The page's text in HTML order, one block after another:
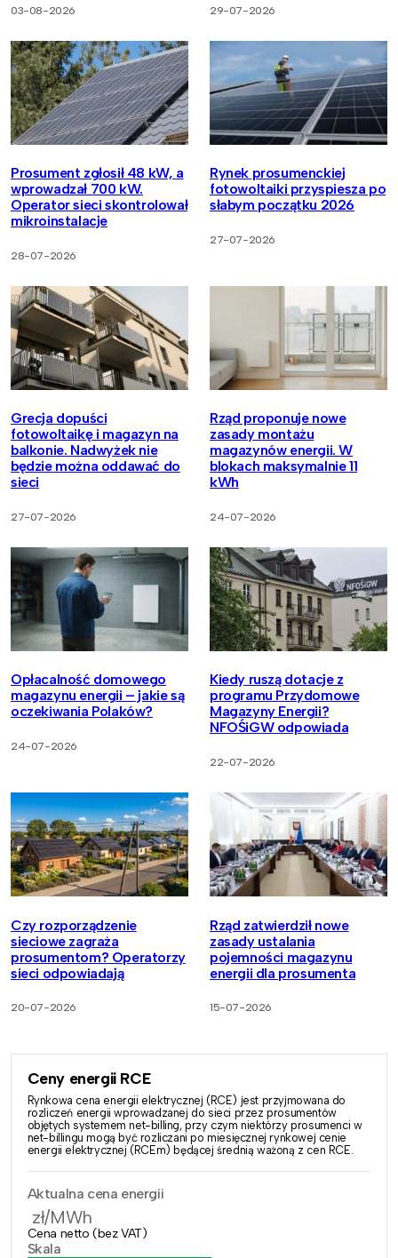
03-08-2026 29-07-2026
Prosument zgłosił 48 kW, a
wprowadzał 700 kW.
Operator sieci skontrolował
mikroinstalacje
28-07-2026
Rynek prosumenckiej
fotowoltaiki przyspiesza po
słabym początku 2026
27-07-2026
Grecja dopuści
fotowoltaikę i magazyn na
balkonie. Nadwyżek nie
będzie można oddawać do
sieci
27-07-2026
Rząd proponuje nowe
zasady montażu
magazynów energii. W
blokach maksymalnie 11
kWh
24-07-2026
Opłacalność domowego
magazynu energii – jakie są
oczekiwania Polaków?
24-07-2026
Kiedy ruszą dotacje z
programu Przydomowe
Magazyny Energii?
NFOŚiGW odpowiada
22-07-2026
Czy rozporządzenie
sieciowe zagraża
prosumentom? Operatorzy
sieci odpowiadają
20-07-2026
Rząd zatwierdził nowe
zasady ustalania
pojemności magazynu
energii dla prosumenta
15-07-2026
Ceny energii RCE
Rynkowa cena energii elektrycznej (RCE) jest przyjmowana do
rozliczeń energii wprowadzanej do sieci przez prosumentów
objętych systemem net-billing, przy czym niektórzy prosumenci w
net-billingu mogą być rozliczani po miesięcznej rynkowej cenie
energii elektrycznej (RCEm) będącej średnią ważoną z cen RCE.
Aktualna cena energii
zł/MWh
Cena netto (bez VAT)
Skala